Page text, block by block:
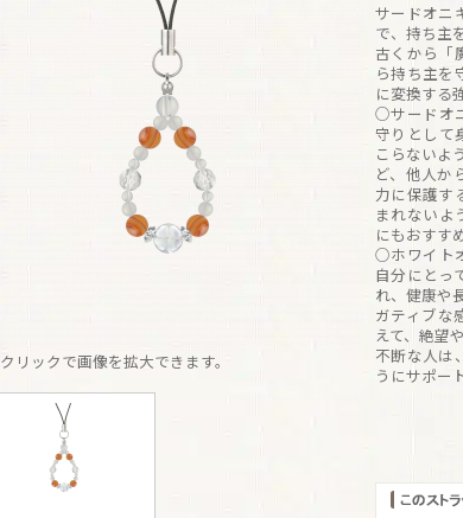
クリックで画像を拡大できます。
サードオニ
で、持ち主
古くから「
ら持ち主を
に変換する
○サードオ
守りとして
こらないよ
ど、他人か
力に保護す
まれないよ
にもおすす
○ホワイト
自分にとっ
れ、健康や
ガティブな
えて、絶望
不断な人は
うにサポー